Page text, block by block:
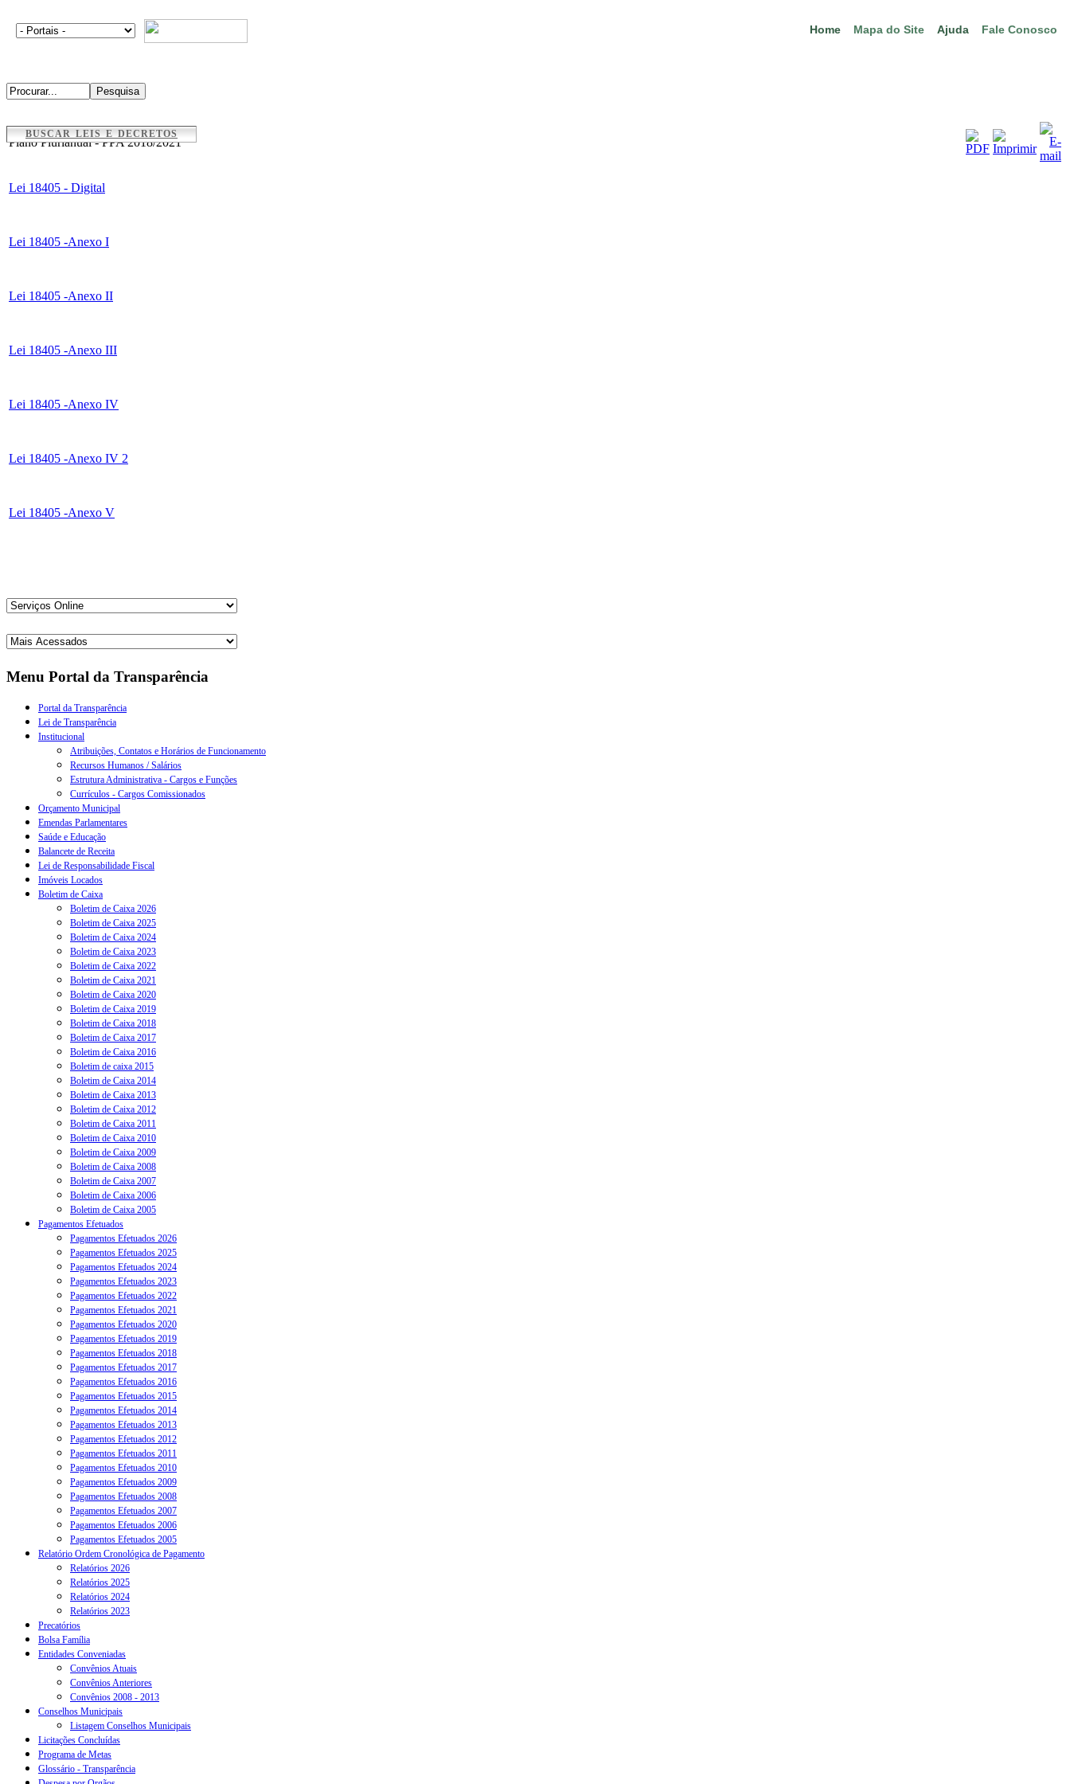
Home Mapa do Site Ajuda Fale Conosco
BUSCAR LEIS E DECRETOS
Plano Plurianual - PPA 2018/2021
Lei 18405 - Digital
Lei 18405 -Anexo I
Lei 18405 -Anexo II
Lei 18405 -Anexo III
Lei 18405 -Anexo IV
Lei 18405 -Anexo IV 2
Lei 18405 -Anexo V
Menu Portal da Transparência
Portal da Transparência
Lei de Transparência
Institucional
Atribuições, Contatos e Horários de Funcionamento
Recursos Humanos / Salários
Estrutura Administrativa - Cargos e Funções
Currículos - Cargos Comissionados
Orçamento Municipal
Emendas Parlamentares
Saúde e Educação
Balancete de Receita
Lei de Responsabilidade Fiscal
Imóveis Locados
Boletim de Caixa
Boletim de Caixa 2026
Boletim de Caixa 2025
Boletim de Caixa 2024
Boletim de Caixa 2023
Boletim de Caixa 2022
Boletim de Caixa 2021
Boletim de Caixa 2020
Boletim de Caixa 2019
Boletim de Caixa 2018
Boletim de Caixa 2017
Boletim de Caixa 2016
Boletim de caixa 2015
Boletim de Caixa 2014
Boletim de Caixa 2013
Boletim de Caixa 2012
Boletim de Caixa 2011
Boletim de Caixa 2010
Boletim de Caixa 2009
Boletim de Caixa 2008
Boletim de Caixa 2007
Boletim de Caixa 2006
Boletim de Caixa 2005
Pagamentos Efetuados
Pagamentos Efetuados 2026
Pagamentos Efetuados 2025
Pagamentos Efetuados 2024
Pagamentos Efetuados 2023
Pagamentos Efetuados 2022
Pagamentos Efetuados 2021
Pagamentos Efetuados 2020
Pagamentos Efetuados 2019
Pagamentos Efetuados 2018
Pagamentos Efetuados 2017
Pagamentos Efetuados 2016
Pagamentos Efetuados 2015
Pagamentos Efetuados 2014
Pagamentos Efetuados 2013
Pagamentos Efetuados 2012
Pagamentos Efetuados 2011
Pagamentos Efetuados 2010
Pagamentos Efetuados 2009
Pagamentos Efetuados 2008
Pagamentos Efetuados 2007
Pagamentos Efetuados 2006
Pagamentos Efetuados 2005
Relatório Ordem Cronológica de Pagamento
Relatórios 2026
Relatórios 2025
Relatórios 2024
Relatórios 2023
Precatórios
Bolsa Família
Entidades Conveniadas
Convênios Atuais
Convênios Anteriores
Convênios 2008 - 2013
Conselhos Municipais
Listagem Conselhos Municipais
Licitações Concluídas
Programa de Metas
Glossário - Transparência